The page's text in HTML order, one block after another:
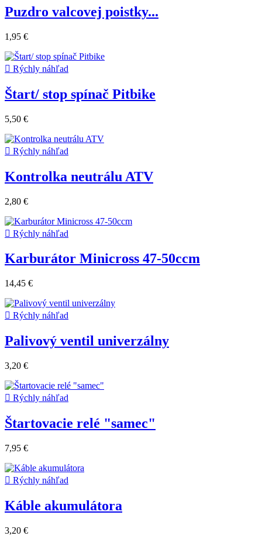
Puzdro valcovej poistky...
1,95 €
 Rýchly náhľad
Štart/ stop spínač Pitbike
5,50 €
 Rýchly náhľad
Kontrolka neutrálu ATV
2,80 €
 Rýchly náhľad
Karburátor Minicross 47-50ccm
14,45 €
 Rýchly náhľad
Palivový ventil univerzálny
3,20 €
 Rýchly náhľad
Štartovacie relé "samec"
7,95 €
 Rýchly náhľad
Káble akumulátora
3,20 €